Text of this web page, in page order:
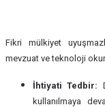
Fikri mülkiyet
mevzuat ve teknoloji
İhtiyati Tedbir:
kullanılmaya